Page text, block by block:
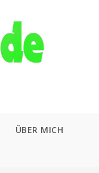
ÜBER MICH